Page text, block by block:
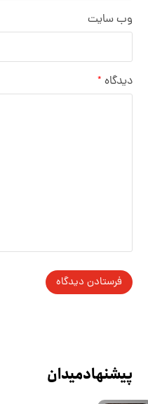
وب‌ سایت
دیدگاه *
پیشنهاد میدان